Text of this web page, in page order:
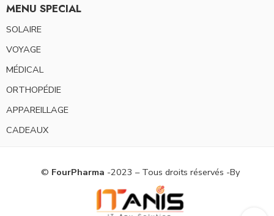
MENU SPECIAL
SOLAIRE
VOYAGE
MÉDICAL
ORTHOPÉDIE
APPAREILLAGE
CADEAUX
© FourPharma -2023 – Tous droits réservés -By